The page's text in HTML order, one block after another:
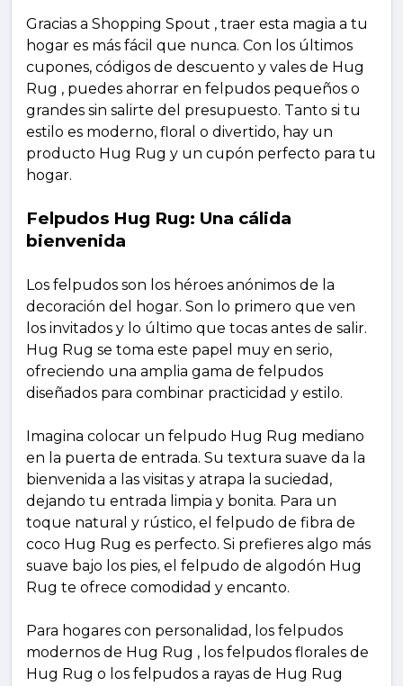
Gracias a Shopping Spout , traer esta magia a tu
hogar es más fácil que nunca. Con los últimos
cupones, códigos de descuento y vales de Hug
Rug , puedes ahorrar en felpudos pequeños o
grandes sin salirte del presupuesto. Tanto si tu
estilo es moderno, floral o divertido, hay un
producto Hug Rug y un cupón perfecto para tu
hogar.
Felpudos Hug Rug: Una cálida
bienvenida
Los felpudos son los héroes anónimos de la
decoración del hogar. Son lo primero que ven
los invitados y lo último que tocas antes de salir.
Hug Rug se toma este papel muy en serio,
ofreciendo una amplia gama de felpudos
diseñados para combinar practicidad y estilo.
Imagina colocar un felpudo Hug Rug mediano
en la puerta de entrada. Su textura suave da la
bienvenida a las visitas y atrapa la suciedad,
dejando tu entrada limpia y bonita. Para un
toque natural y rústico, el felpudo de fibra de
coco Hug Rug es perfecto. Si prefieres algo más
suave bajo los pies, el felpudo de algodón Hug
Rug te ofrece comodidad y encanto.
Para hogares con personalidad, los felpudos
modernos de Hug Rug , los felpudos florales de
Hug Rug o los felpudos a rayas de Hug Rug